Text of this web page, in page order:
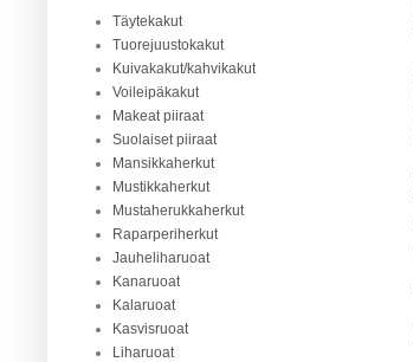
Täytekakut
Tuorejuustokakut
Kuivakakut/kahvikakut
Voileipäkakut
Makeat piiraat
Suolaiset piiraat
Mansikkaherkut
Mustikkaherkut
Mustaherukkaherkut
Raparperiherkut
Jauheliharuoat
Kanaruoat
Kalaruoat
Kasvisruoat
Liharuoat